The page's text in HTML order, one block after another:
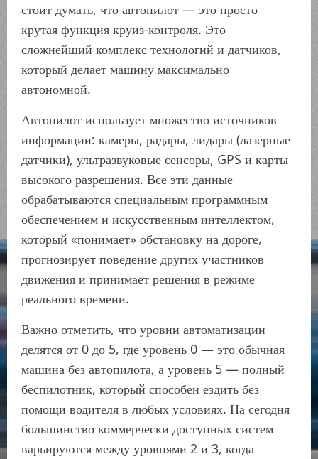
стоит думать, что автопилот — это просто
крутая функция круиз-контроля. Это
сложнейший комплекс технологий и датчиков,
который делает машину максимально
автономной.
Автопилот использует множество источников
информации: камеры, радары, лидары (лазерные
датчики), ультразвуковые сенсоры, GPS и карты
высокого разрешения. Все эти данные
обрабатываются специальным программным
обеспечением и искусственным интеллектом,
который «понимает» обстановку на дороге,
прогнозирует поведение других участников
движения и принимает решения в режиме
реального времени.
Важно отметить, что уровни автоматизации
делятся от 0 до 5, где уровень 0 — это обычная
машина без автопилота, а уровень 5 — полный
беспилотник, который способен ездить без
помощи водителя в любых условиях. На сегодня
большинство коммерчески доступных систем
варьируются между уровнями 2 и 3, когда